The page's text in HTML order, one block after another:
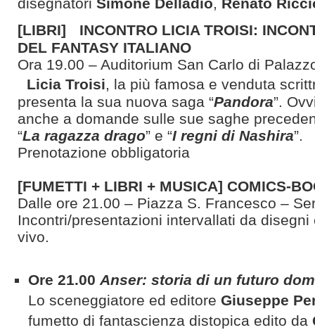
disegnatori Simone Delladio, Renato
[LIBRI] INCONTRO LICIA TROISI:
DEL FANTASY ITALIANO
Ora 19.00 – Auditorium San Carlo di
Licia Troisi, la più famosa e venduta
presenta la sua nuova saga “Pandora”.
anche a domande sulle sue saghe
“La ragazza drago” e “I regni di Nashira”.
Prenotazione obbligatoria
[FUMETTI + LIBRI + MUSICA] COMICS-
Dalle ore 21.00 – Piazza S. Francesco –
Incontri/presentazioni intervallati da
vivo.
Ore 21.00 Anser: storia di un futuro
Lo sceneggiatore ed editore Giuseppe
fumetto di fantascienza distopica edito da